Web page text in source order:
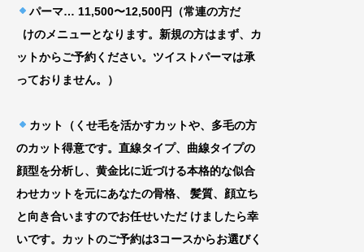
パーマ… 11,500〜12,500円（常連の方だ
けのメニューとなります。新規の方はまず、カ
ッ トからご予約ください。ツイストパーマは承
っておりません。）
カット（くせ毛を活かすカットや、多毛の方
のカット得意です。直線タイプ、曲線タイプの
顔型を分析し、黄金比に近づける本格的な似合
わせカットを元にあなたの骨格、
髪質、顔立ち
と向き合いますのでお任せいただ けましたら幸
いです。カットのご予約は3コースからお選びく